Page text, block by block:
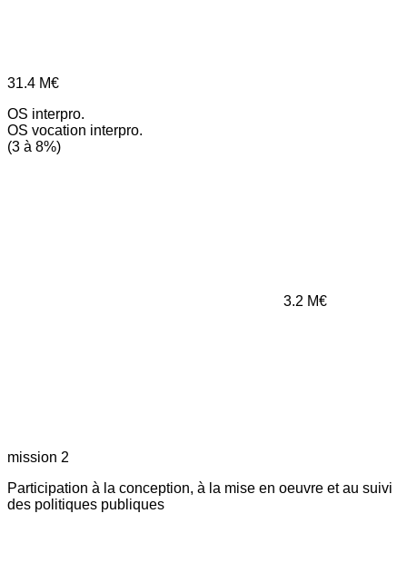
31.4 M€
OS interpro.
OS vocation interpro.
(3 à 8%)
3.2 M€
mission 2
Participation à la conception, à la mise en oeuvre et au suivi
des politiques publiques